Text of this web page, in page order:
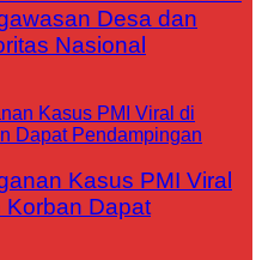
Desa dan
Nasional
Kasus PMI Viral
Korban Dapat